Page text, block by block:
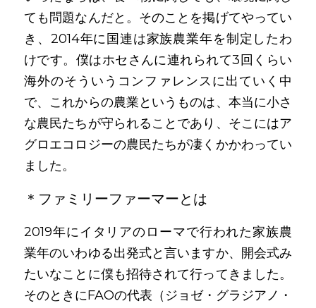
ても問題なんだと。そのことを掲げてやってい
き、2014年に国連は家族農業年を制定したわ
けです。僕はホセさんに連れられて3回くらい
海外のそういうコンファレンスに出ていく中
で、これからの農業というものは、本当に小さ
な農民たちが守られることであり、そこにはア
グロエコロジーの農民たちが凄くかかわってい
ました。
＊ファミリーファーマーとは
2019年にイタリアのローマで行われた家族農
業年のいわゆる出発式と言いますか、開会式み
たいなことに僕も招待されて行ってきました。
そのときにFAOの代表（ジョゼ・グラジアノ・